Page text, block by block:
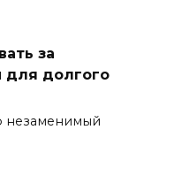
за
для долгого
незаменимый